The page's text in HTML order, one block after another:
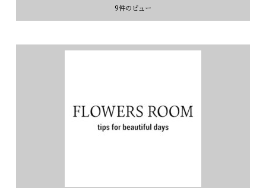
9件のビュー